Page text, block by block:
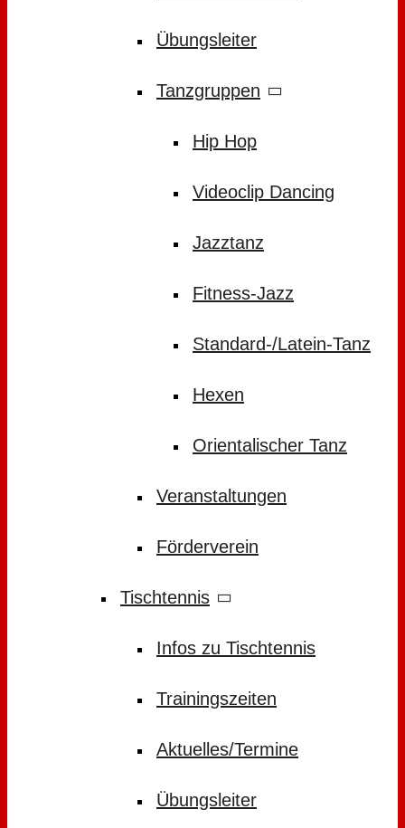
Übungsleiter
Tanzgruppen
Hip Hop
Videoclip Dancing
Jazztanz
Fitness-Jazz
Standard-/Latein-Tanz
Hexen
Orientalischer Tanz
Veranstaltungen
Förderverein
Tischtennis
Infos zu Tischtennis
Trainingszeiten
Aktuelles/Termine
Übungsleiter